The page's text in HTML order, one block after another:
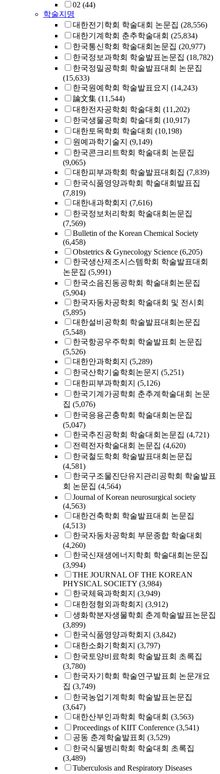
02 (44)
학술지명
대한전기학회 학술대회 논문집 (28,556)
대한기계학회 춘추학술대회 (25,834)
한국통신학회 학술대회논문집 (20,977)
한국정보과학회 학술발표논문집 (18,782)
한국정밀공학회 학술발표대회 논문집
(15,633)
한국원예학회 학술발표요지 (14,243)
論文集 (11,544)
대한전자공학회 학술대회 (11,202)
한국생물공학회 학술대회 (10,917)
대한토목학회 학술대회 (10,198)
원예과학기술지 (9,149)
한국콘크리트학회 학술대회 논문집
(9,065)
대한피부과학회 학술발표대회집 (7,839)
한국식품영양과학회 학술대회발표집
(7,819)
대한내과학회지 (7,616)
한국정보처리학회 학술대회논문집
(7,569)
Bulletin of the Korean Chemical Society
(6,458)
Obstetrics & Gynecology Science (6,205)
한국생산제조시스템학회 학술발표대회
논문집 (5,991)
한국소음진동공학회 학술대회논문집
(5,904)
한국자동차공학회 학술대회 및 전시회
(5,895)
대한설비공학회 학술발표대회논문집
(5,548)
한국항공우주학회 학술발표회 논문집
(5,526)
대한안과학회지 (5,289)
한국산학기술학회논문지 (5,251)
대한피부과학회지 (5,126)
한국기계가공학회 춘추계학술대회 논문
집 (5,076)
한국응용곤충학회 학술대회논문집
(5,047)
한국추진공학회 학술대회논문집 (4,721)
전력전자학술대회 논문집 (4,620)
한국철도학회 학술발표대회논문집
(4,581)
한국구조물진단유지관리공학회 학술발표
회 논문집 (4,564)
Journal of Korean neurosurgical society
(4,563)
대한건축학회 학술발표대회 논문집
(4,513)
한국자동차공학회 부문종합 학술대회
(4,260)
한국신재생에너지학회 학술대회논문집
(3,994)
THE JOURNAL OF THE KOREAN
PHYSICAL SOCIETY (3,984)
한국체육과학회지 (3,949)
대한정형외과학회지 (3,912)
생화학분자생물학회 춘계학술발표논문집
(3,899)
한국식품영양과학회지 (3,842)
대한소화기학회지 (3,797)
한국토양비료학회 학술발표회 초록집
(3,780)
한국자기학회 학술연구발표회 논문개요
집 (3,749)
한국농업기계학회 학술발표논문집
(3,647)
대한산부인과학회 학술대회 (3,563)
Proceedings of KIIT Conference (3,541)
공동 춘계학술발표회 (3,529)
한국식물병리학회 학술대회 초록집
(3,489)
Tuberculosis and Respiratory Diseases